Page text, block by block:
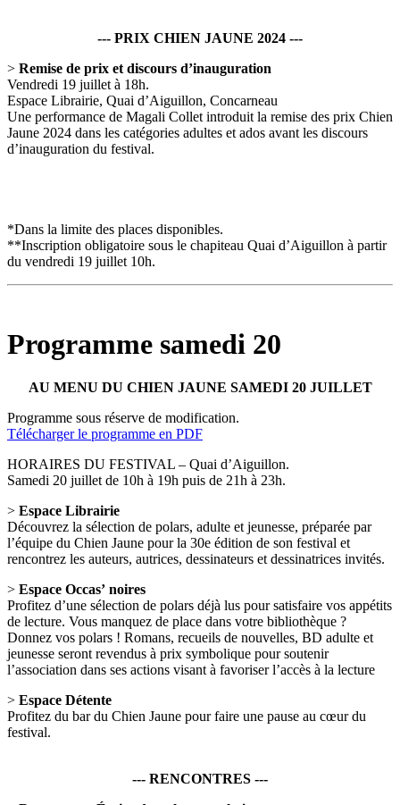
--- PRIX CHIEN JAUNE 2024 ---
> Remise de prix et discours d’inauguration
Vendredi 19 juillet à 18h.
Espace Librairie, Quai d’Aiguillon, Concarneau
Une performance de Magali Collet introduit la remise des prix Chien
Jaune 2024 dans les catégories adultes et ados avant les discours
d’inauguration du festival.
*Dans la limite des places disponibles.
**Inscription obligatoire sous le chapiteau Quai d’Aiguillon à partir
du vendredi 19 juillet 10h.
Programme samedi 20
AU MENU DU CHIEN JAUNE SAMEDI 20 JUILLET
Programme sous réserve de modification.
Télécharger le programme en PDF
HORAIRES DU FESTIVAL – Quai d’Aiguillon.
Samedi 20 juillet de 10h à 19h puis de 21h à 23h.
> Espace Librairie
Découvrez la sélection de polars, adulte et jeunesse, préparée par
l’équipe du Chien Jaune pour la 30e édition de son festival et
rencontrez les auteurs, autrices, dessinateurs et dessinatrices invités.
> Espace Occas’ noires
Profitez d’une sélection de polars déjà lus pour satisfaire vos appétits
de lecture. Vous manquez de place dans votre bibliothèque ?
Donnez vos polars ! Romans, recueils de nouvelles, BD adulte et
jeunesse seront revendus à prix symbolique pour soutenir
l’association dans ses actions visant à favoriser l’accès à la lecture
> Espace Détente
Profitez du bar du Chien Jaune pour faire une pause au cœur du
festival.
--- RENCONTRES ---